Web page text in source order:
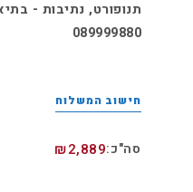
תנופורט, נתיבות -
089999880
חישוב המשלוח
₪2,889